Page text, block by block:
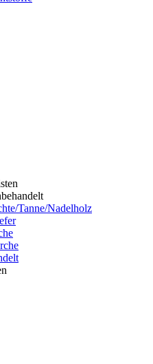
Tanne/Nadelholz